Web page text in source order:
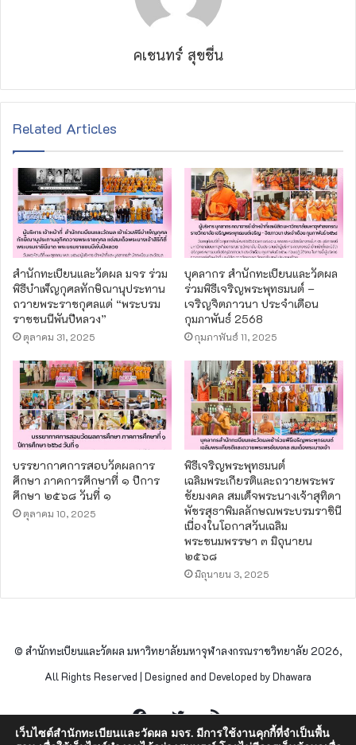
คเชนทร์ สุขชื่น
Related Articles
สำนักทะเบียนและวัดผล มจร ร่วม
พิธีบำเพ็ญกุศลทักษิณานุประทาน
ถวายพระราชกุศลแด่ “พระบรม
ราชชนนีพันปีหลวง”
ตุลาคม 31, 2025
บุคลากร สำนักทะเบียนและวัดผล
ร่วมพิธีเจริญพระพุทธมนต์ –
เจริญจิตภาวนา ประจำเดือน
กุมภาพันธ์ 2568
กุมภาพันธ์ 11, 2025
บรรยากาศการสอบวัดผลการ
ศึกษา ภาคการศึกษาที่ ๑ ปีการ
ศึกษา ๒๕๖๘ วันที่ ๑
ตุลาคม 10, 2025
พิธีเจริญพระพุทธมนต์
เฉลิมพระเกียรติและถวายพระพร
ชัยมงคล สมเด็จพระนางเจ้าสุทิดา
พัชรสุธาพิมลลักษณพระบรมราชินี
เนื่องในโอกาสวันเฉลิม
พระชนมพรรษา ๓ มิถุนายน
๒๕๖๘
มิถุนายน 3, 2025
© สำนักทะเบียนและวัดผล มหาวิทยาลัยมหาจุฬาลงกรณราชวิทยาลัย 2026,
All Rights Reserved | Designed and Developed by Dhawara
FacebookTwitterRSS
เว็บไซต์สำนักทะเบียนและวัดผล มจร. มีการใช้งานคุกกี้ที่จำเป็นพื้น